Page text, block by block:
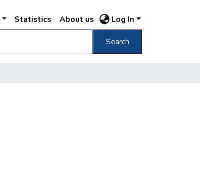
Statistics About us Log In
Search